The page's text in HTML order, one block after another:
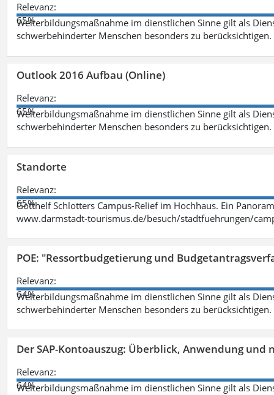
Relevanz:
65%
Weiterbildungsmaßnahme im dienstlichen Sinne gilt als
schwerbehinderter Menschen besonders zu berücksichtigen.
Outlook 2016 Aufbau (Online)
Relevanz:
65%
Weiterbildungsmaßnahme im dienstlichen Sinne gilt als
schwerbehinderter Menschen besonders zu berücksichtigen.
Standorte
Relevanz:
65%
Gotthelf Schlotters Campus-Relief im Hochhaus. Ein
www.darmstadt-tourismus.de/besuch/stadtfuehrungen/
POE: "Ressortbudgetierung und
Relevanz:
64%
Weiterbildungsmaßnahme im dienstlichen Sinne gilt als
schwerbehinderter Menschen besonders zu berücksichtigen.
Der SAP-Kontoauszug: Überblick, Anwendung
Relevanz:
64%
Weiterbildungsmaßnahme im dienstlichen Sinne gilt als